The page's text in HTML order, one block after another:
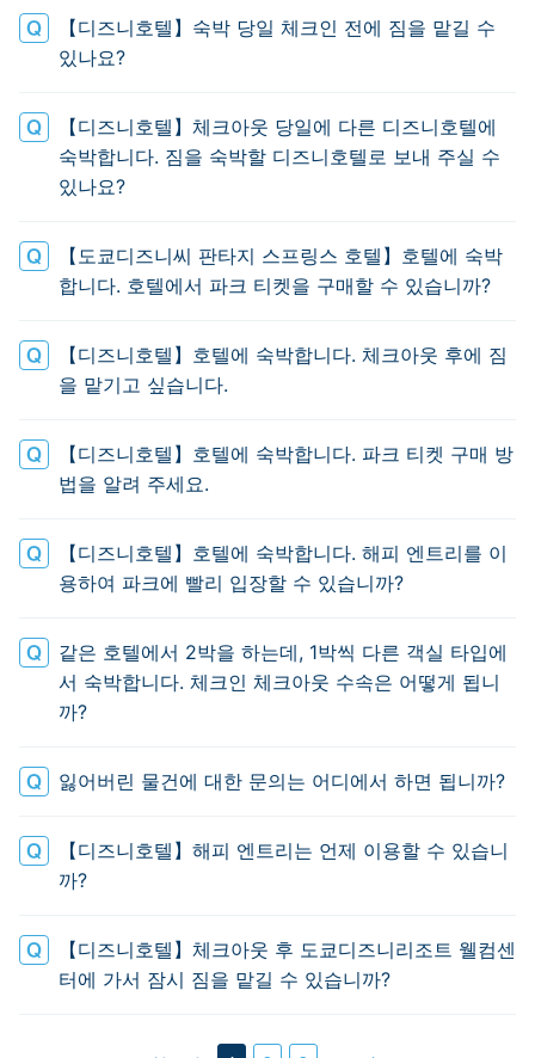
【디즈니호텔】숙박 당일 체크인 전에 짐을 맡길 수
있나요?
【디즈니호텔】체크아웃 당일에 다른 디즈니호텔에
숙박합니다. 짐을 숙박할 디즈니호텔로 보내 주실 수
있나요?
【도쿄디즈니씨 판타지 스프링스 호텔】호텔에 숙박
합니다. 호텔에서 파크 티켓을 구매할 수 있습니까?
【디즈니호텔】호텔에 숙박합니다. 체크아웃 후에 짐
을 맡기고 싶습니다.
【디즈니호텔】호텔에 숙박합니다. 파크 티켓 구매 방
법을 알려 주세요.
【디즈니호텔】호텔에 숙박합니다. 해피 엔트리를 이
용하여 파크에 빨리 입장할 수 있습니까?
같은 호텔에서 2박을 하는데, 1박씩 다른 객실 타입에
서 숙박합니다. 체크인 체크아웃 수속은 어떻게 됩니
까?
잃어버린 물건에 대한 문의는 어디에서 하면 됩니까?
【디즈니호텔】해피 엔트리는 언제 이용할 수 있습니
까?
【디즈니호텔】체크아웃 후 도쿄디즈니리조트 웰컴센
터에 가서 잠시 짐을 맡길 수 있습니까?